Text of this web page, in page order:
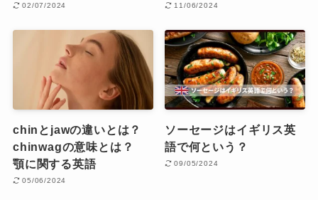
02/07/2024 11/06/2024
chinとjawの違いとは？
chinwagの意味とは？
顎に関する英語
05/06/2024
ソーセージはイギリス英
語で何という？
09/05/2024